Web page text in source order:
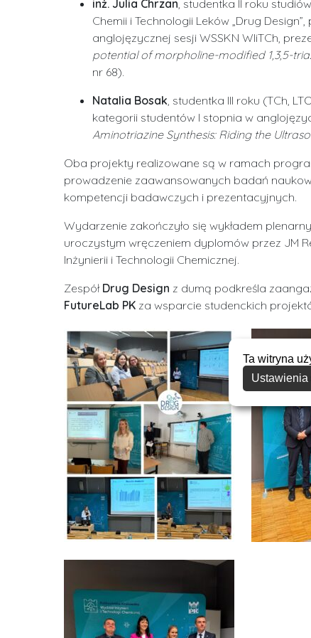
inż. Julia Chrzan, studentka II roku
Chemii i Technologii Leków „Drug Design”,
anglojęzycznej sesji WSSKN WIiTCh,
potential of morpholine-modified 1,3,5-
nr 68).
Natalia Bosak, studentka III roku (TCh,
kategorii studentów I stopnia w
Aminotriazine Synthesis: Riding the
Oba projekty realizowane są w ramach
prowadzenie zaawansowanych badań
kompetencji badawczych i prezentacyjnych.
Wydarzenie zakończyło się wykładem
uroczystym wręczeniem dyplomów przez JM
Inżynierii i Technologii Chemicznej.
Zespół Drug Design z dumą podkreśla
FutureLab PKza wsparcie studenckich
Ta witryna
Ustawienia